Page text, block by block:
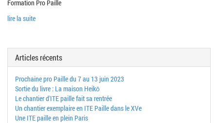
Formation Pro Paille
lire la suite
Articles récents
Prochaine pro Paille du 7 au 13 juin 2023
Sortie du livre : La maison Heikō
Le chantier d'ITE paille fait sa rentrée
Un chantier exemplaire en ITE Paille dans le XVe
Une ITE paille en plein Paris